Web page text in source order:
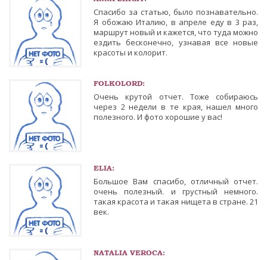
Спасибо за статью, было познавательно.
Я обожаю Италию, в апреле еду в 3 раз,
маршрут новый и кажется, что туда можно
ездить бесконечно, узнавая все новые
красоты и колорит.
FOLKOLORD:
Очень крутой отчет. Тоже собираюсь
через 2 недели в те края, нашел много
полезного. И фото хорошие у вас!
ELIA:
Большое Вам спасибо, отличный отчет.
очень полезный. и грустный немного.
такая красота и такая нищета в стране. 21
век.
NATALIA VEROCA: